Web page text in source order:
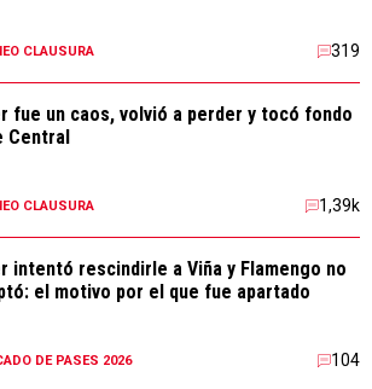
CLAUSURA 319
fue un caos, volvió a perder y tocó fondo
Central
CLAUSURA 1,39k
intentó rescindirle a Viña y Flamengo no
el motivo por el que fue apartado
DE PASES 2026 104